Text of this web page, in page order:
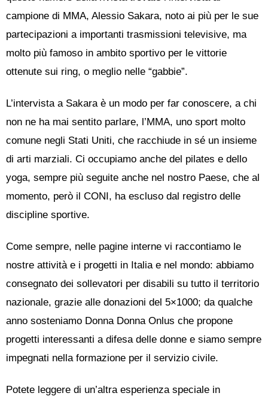
campione di MMA, Alessio Sakara, noto ai più per le sue
partecipazioni a importanti trasmissioni televisive, ma
molto più famoso in ambito sportivo per le vittorie
ottenute sui ring, o meglio nelle “gabbie”.
L’intervista a Sakara è un modo per far conoscere, a chi
non ne ha mai sentito parlare, l’MMA, uno sport molto
comune negli Stati Uniti, che racchiude in sé un insieme
di arti marziali. Ci occupiamo anche del pilates e dello
yoga, sempre più seguite anche nel nostro Paese, che al
momento, però il CONI, ha escluso dal registro delle
discipline sportive.
Come sempre, nelle pagine interne vi raccontiamo le
nostre attività e i progetti in Italia e nel mondo: abbiamo
consegnato dei sollevatori per disabili su tutto il territorio
nazionale, grazie alle donazioni del 5×1000; da qualche
anno sosteniamo Donna Donna Onlus che propone
progetti interessanti a difesa delle donne e siamo sempre
impegnati nella formazione per il servizio civile.
Potete leggere di un’altra esperienza speciale in